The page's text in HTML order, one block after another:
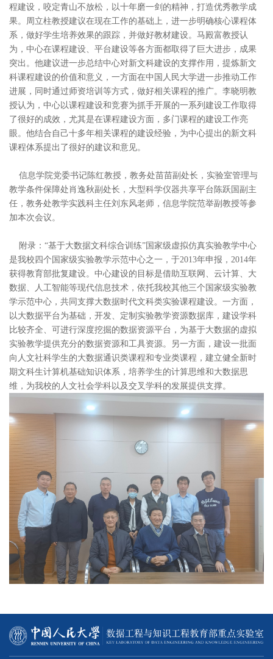
程建设 ， 咬定青山不放松，以十年磨一剑 的精神 ，打造优秀教学成
果 。 周立柱教授建议在现在工作的基础上 ， 进一步明确核心课程体
系， 做好学生培养效果的跟踪 ， 并做好教材建设。 马殿富教授认
为， 中心在课程建设、平台建设等各方面都取得了巨大进步，成果
突出 。 他建议进一步总结中心对新文科建设的支撑作用， 提炼新文
科课程建设的价值和意义， 一方面在中国人民大学进一步推动工作
进展，同时通过师资培训等方式， 做好相关课程的推广。 李晓明教
授认为， 中心以课程建设和竞赛为抓手开展的一系列建设工作取得
了很好的成效， 尤其是在课程建设方面， 多门课程的建设工作亮
眼 。 他结合 自己十多年相关课程的建设经验 ， 为中心提出 的新文科
课程体系提出了很好的建议和意见。
信息学院党委书记陈红教授，教务处苗苗副处长，实验室管理与
教学条件保障处肖逸秋副处长，大型科学仪器共享平台陈跃国副主
任，教务处教学实践科主任刘东风老师，信息学院范举副教授等参
加本次会议。
附录：“基于大数据文科综合训练”国家级虚拟仿真实验教学中心
是我校四个国家级实验教学示范中心之一 ，于2013年申报，2014年
获得教育部批复建设。中心建设的目标是借助互联网、云计算、大
数据 、人工智能等现代信息技术，依托我校其他三个国家级实验教
学示范中心， 共同支撑大数据时代文科类实验课程建设。一方面，
以大数据平台为基础，开发、定制实验教学资源数据库，建设学科
比较齐全、可进行深度挖掘的数据资源平台，为基于大数据的虚拟
实验教学提供充分的数据资源和工具资源。另一方面 ，建设一批面
向人文社科学生的大数据通识类课程和专业类课程 ，建立健全新时
期文科生计算机基础知识体系，培养学生的计算思维和大数据思
维，为我校的人文社会学科以及交叉学科的发展提供支撑。